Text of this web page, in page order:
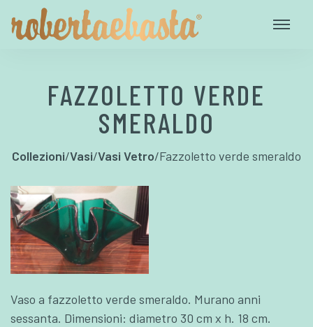
FAZZOLETTO VERDE
SMERALDO
Collezioni/Vasi/Vasi Vetro/Fazzoletto verde smeraldo
Vaso a fazzoletto verde smeraldo. Murano anni
sessanta. Dimensioni: diametro 30 cm x h. 18 cm.